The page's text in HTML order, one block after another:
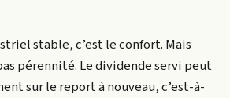
stable, c’est le confort. Mais
pérennité. Le dividende servi peut
sur le report à nouveau, c’est-à-